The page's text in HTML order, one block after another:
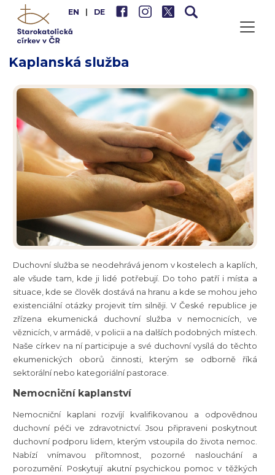
EN DE
Kaplanská služba
Duchovní služba se neodehrává jenom v kostelech a kaplích,
ale všude tam, kde ji lidé potřebují. Do toho patří i místa a
situace, kde se člověk dostává na hranu a kde se mohou jeho
existenciální otázky projevit tím silněji. V České republice je
zřízena ekumenická duchovní služba v nemocnicích, ve
věznicích, v armádě, v policii a na dalších podobných místech.
Naše církev na ní participuje a své duchovní vysílá do těchto
ekumenických oborů činnosti, kterým se odborně říká
sektorální nebo kategoriální pastorace.
Nemocniční kaplanství
Nemocniční kaplani rozvíjí kvalifikovanou a odpovědnou
duchovní péči ve zdravotnictví. Jsou připraveni poskytnout
duchovní podporu lidem, kterým vstoupila do života nemoc.
Nabízí vnímavou přítomnost, pozorné naslouchání a
porozumění. Poskytují akutní psychickou pomoc v těžkých